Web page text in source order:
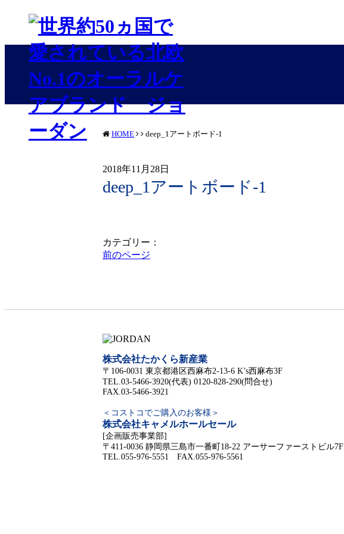
HOME deep_1アートボード-1
2018年11月28日
deep_1アートボード-1
カテゴリー：
前のページ
株式会社たかくら新産業
〒106-0031 東京都港区西麻布2-13-6 K’s西麻布3F
TEL.03-5466-3920(代表) 0120-828-290(問合せ)
FAX.03-5466-3921
＜コストコでご購入のお客様＞
株式会社キャメルホールセール
[企画販売事業部]
〒411-0036 静岡県三島市一番町18-22 アーサーファーストビル7F
TEL.055-976-5551 FAX.055-976-5561